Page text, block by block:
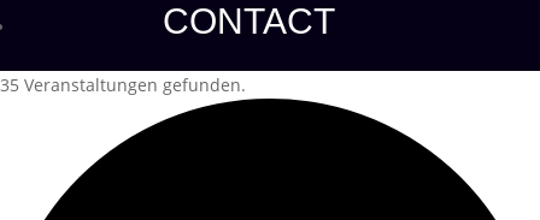
CONTACT
35 Veranstaltungen gefunden.